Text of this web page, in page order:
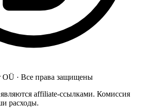
· Все права защищены
affiliate-ссылками. Комиссия
расходы.